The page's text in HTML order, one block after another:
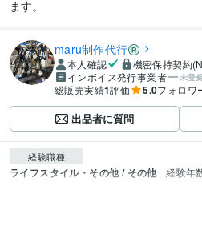
ます。
maru制作代行
本人確認 機密保持契約
インボイス発行事業者 未登
総販売実績1評価 5.0フォロワ
出品者に質問
経験職種
ライフスタイル・その他 / その他 経験年